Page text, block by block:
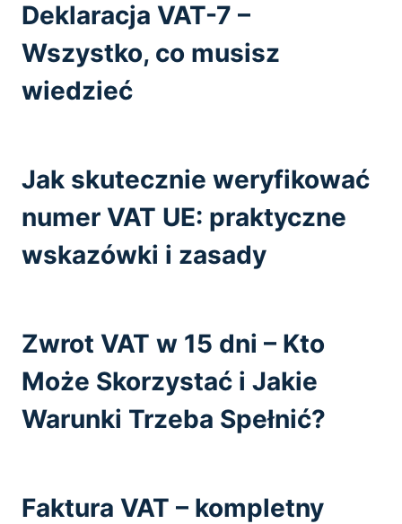
Deklaracja VAT-7 –
Wszystko, co musisz
wiedzieć
Jak skutecznie weryfikować
numer VAT UE: praktyczne
wskazówki i zasady
Zwrot VAT w 15 dni – Kto
Może Skorzystać i Jakie
Warunki Trzeba Spełnić?
Faktura VAT – kompletny